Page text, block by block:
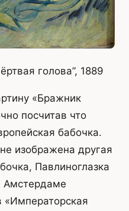
голова”, 1889
«Бражник
посчитав что
бабочка.
изображена другая
Павлиноглазка
Амстердаме
«Императорская